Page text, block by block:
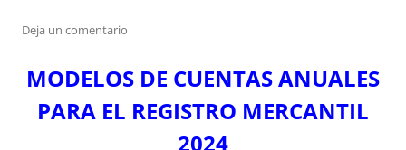
Deja un comentario
MODELOS DE CUENTAS ANUALES
PARA EL REGISTRO MERCANTIL
2024